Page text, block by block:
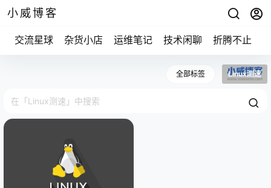
小威博客
交流星球 杂货小店 运维笔记 技术闲聊 折腾不止
全部标签 Linux测速